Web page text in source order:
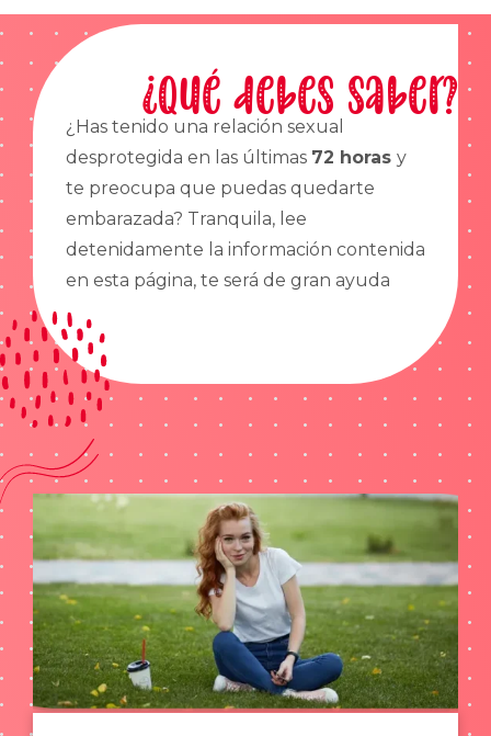
¿Qué debes saber?
¿Has tenido una relación sexual
desprotegida en las últimas 72 horas y
te preocupa que puedas quedarte
embarazada? Tranquila, lee
detenidamente la información contenida
en esta página, te será de gran ayuda